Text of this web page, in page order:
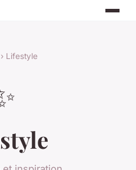
› Lifestyle